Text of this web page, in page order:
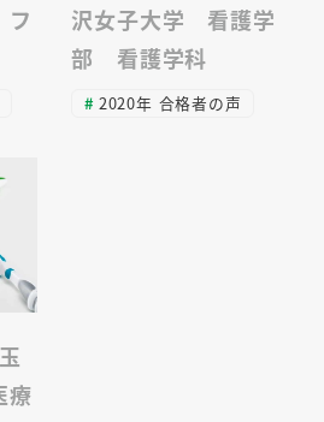
沢女子大学 看護学
部 看護学科
2020年 合格者の声
療